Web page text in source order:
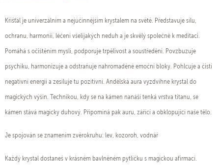
Křišťál je univerzálním a nejúčinnějším krystalem na světě. Představuje sílu,
ochranu, harmonii, léčení všelijakých neduh a je skvělý společně k meditaci.
Pomáhá s očištěním mysli, podporuje trpělivost a soustředění. Povzbuzuje
psychiku, harmonizuje a odstraňuje nahromaděné emoční bloky. Pohlcuje a čistí
negativní energii a zesiluje tu pozitivní. Andělská aura vyzdvihne krystal do
magických výšin. Technikou, kdy se na kámen nanáší tenká vrstva titanu, se
kámen stává magicky duhový. Připomíná pak auru, zářící a obklopující naše tělo. ​​​​​​
Je spojován se znamením zvěrokruhu: lev, kozoroh, vodnář
Každý krystal dostaneš v krásném bavlněném pytlíčku s magickou afirmací.